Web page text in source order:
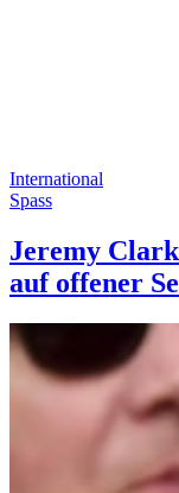
International
Spass
Jeremy
auf offener